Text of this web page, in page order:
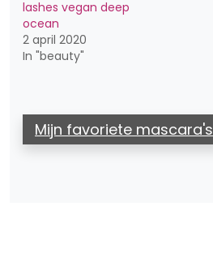
lashes vegan deep
ocean
2 april 2020
In "beauty"
Mijn favoriete mascara's